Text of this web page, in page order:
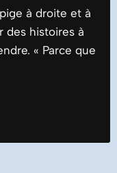
à droite et à
des histoires à
« Parce que